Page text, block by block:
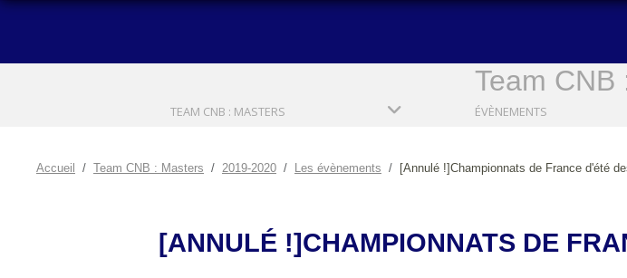
Team CNB
TEAM CNB : MASTERS ÉVÈNEMENTS
Accueil Team CNB : Masters 2019-2020 Les évènements [Annulé !]Championnats de France d'été
[ANNULÉ !]CHAMPIONNATS DE